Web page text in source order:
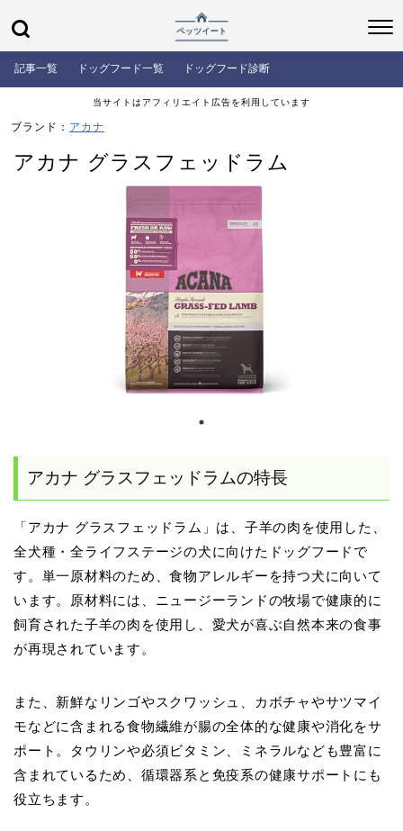
記事一覧 ドッグフード一覧 ドッグフード診断
当サイトはアフィリエイト広告を利用しています
ブランド： アカナ
アカナ グラスフェッドラム
アカナ グラスフェッドラムの特長
「アカナ グラスフェッドラム」は、子羊の肉を使用した、
全犬種・全ライフステージの犬に向けたドッグフードで
す。単一原材料のため、食物アレルギーを持つ犬に向いて
います。原材料には、ニュージーランドの牧場で健康的に
飼育された子羊の肉を使用し、愛犬が喜ぶ自然本来の食事
が再現されています。
また、新鮮なリンゴやスクワッシュ、カボチャやサツマイ
モなどに含まれる食物繊維が腸の全体的な健康や消化をサ
ポート。タウリンや必須ビタミン、ミネラルなども豊富に
含まれているため、循環器系と免疫系の健康サポートにも
役立ちます。